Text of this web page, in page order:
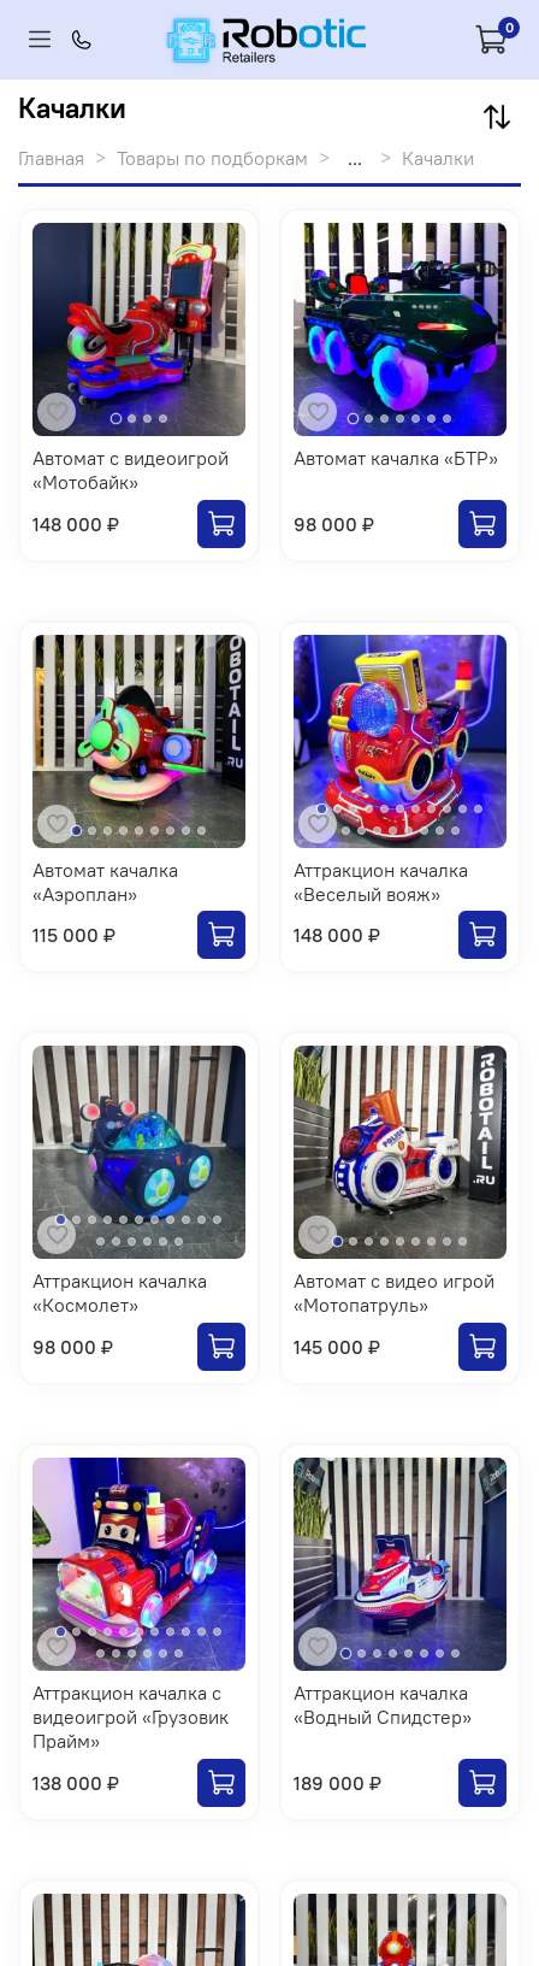
0
Качалки
Главная Товары по подборкам ... Качалки
Автомат с видеоигрой
«Мотобайк»
148 000 ₽
Автомат качалка «БТР»
98 000 ₽
Автомат качалка
«Аэроплан»
115 000 ₽
Аттракцион качалка
«Веселый вояж»
148 000 ₽
Аттракцион качалка
«Космолет»
98 000 ₽
Автомат с видео игрой
«Мотопатруль»
145 000 ₽
Аттракцион качалка с
видеоигрой «Грузовик
Прайм»
138 000 ₽
Аттракцион качалка
«Водный Спидстер»
189 000 ₽